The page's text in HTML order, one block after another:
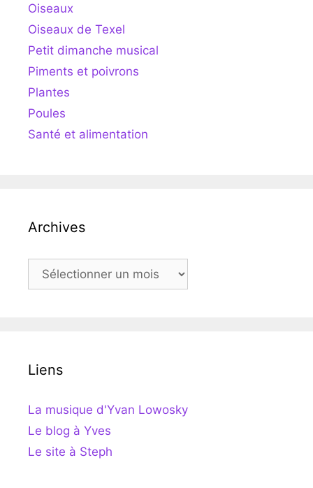
Oiseaux
Oiseaux de Texel
Petit dimanche musical
Piments et poivrons
Plantes
Poules
Santé et alimentation
Archives
Archives
Liens
La musique d'Yvan Lowosky
Le blog à Yves
Le site à Steph